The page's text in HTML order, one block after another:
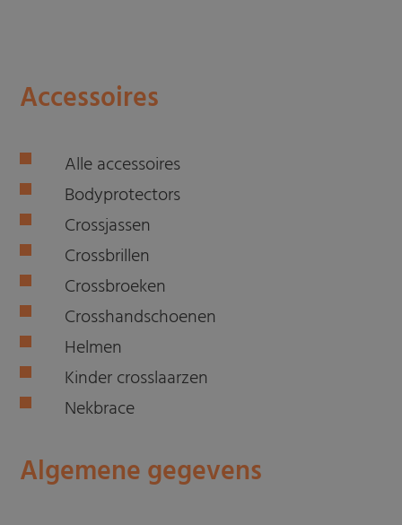
Accessoires
Alle accessoires
Bodyprotectors
Crossjassen
Crossbrillen
Crossbroeken
Crosshandschoenen
Helmen
Kinder crosslaarzen
Nekbrace
Algemene gegevens